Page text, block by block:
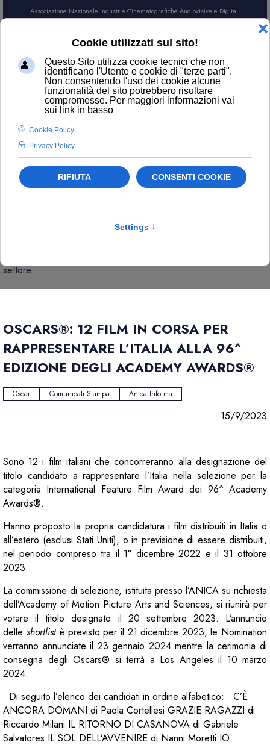
Associazione Nazionale Industrie Cinematografiche Audiovisive e Digitali
CERCA
settore
OSCARS®: 12 FILM IN CORSA PER
RAPPRESENTARE L’ITALIA ALLA 96^
EDIZIONE DEGLI ACADEMY AWARDS®
Oscar Comunicati Stampa Anica Informa
15/9/2023
Sono 12 i film italiani che concorreranno alla designazione del
titolo candidato a rappresentare l’Italia nella selezione per la
categoria International Feature Film Award dei 96^ Academy
Awards®.
Hanno proposto la propria candidatura i film distribuiti in Italia o
all’estero (esclusi Stati Uniti), o in previsione di essere distribuiti,
nel periodo compreso tra il 1° dicembre 2022 e il 31 ottobre
2023.
La commissione di selezione, istituita presso l’ANICA su richiesta
dell’Academy of Motion Picture Arts and Sciences, si riunirà per
votare il titolo designato il 20 settembre 2023. L’annuncio
delle shortlistè previsto per il 21 dicembre 2023, le Nomination
verranno annunciate il 23 gennaio 2024 mentre la cerimonia di
consegna degli Oscars® si terrà a Los Angeles il 10 marzo
2024.
Di seguito l’elenco dei candidati in ordine alfabetico:
C’È
ANCORA DOMANI di Paola Cortellesi GRAZIE RAGAZZI di
Riccardo Milani IL RITORNO DI CASANOVA di Gabriele
Salvatores IL SOL DELL’AVVENIRE di Nanni Moretti IO